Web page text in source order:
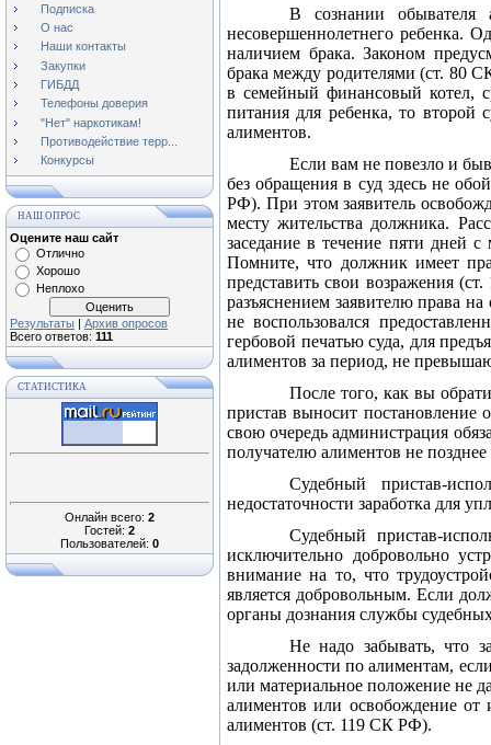
Подписка
О нас
Наши контакты
Закупки
ГИБДД
Телефоны доверия
"Нет" наркотикам!
Противодействие терр...
Конкурсы
НАШ ОПРОС
Оцените наш сайт
Отлично
Хорошо
Неплохо
Результаты | Архив опросов
Всего ответов: 111
СТАТИСТИКА
Онлайн всего: 2
Гостей: 2
Пользователей: 0
В сознании
несовершеннолетнего ребенка.
наличием брака. Законом
брака между родителями (ст. 80
в семейный финансовый котел,
питания для ребенка, то второй
алиментов.
Если вам не повезло и
без обращения в суд здесь не
РФ). При этом заявитель
месту жительства должника.
заседание в течение пяти дней
Помните, что должник имеет
представить свои возражения
разъяснением заявителю права
не воспользовался
гербовой печатью суда, для
алиментов за период, не
После того, как вы
пристав выносит постановление
свою очередь администрация
получателю алиментов не
Судебный пристав-
недостаточности заработка для
Судебный пристав-
исключительно добровольно
внимание на то, что
является добровольным. Если
органы дознания службы
Не надо забывать, что
задолженности по алиментам,
или материальное положение не
алиментов или освобождение от
алиментов (ст. 119 СК РФ).